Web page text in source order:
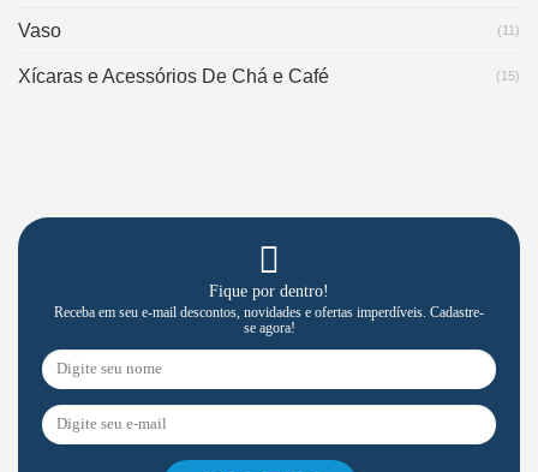
Vaso (11)
Xícaras e Acessórios De Chá e Café (15)
Fique por dentro!
Receba em seu e-mail descontos, novidades e ofertas imperdíveis. Cadastre-
se agora!